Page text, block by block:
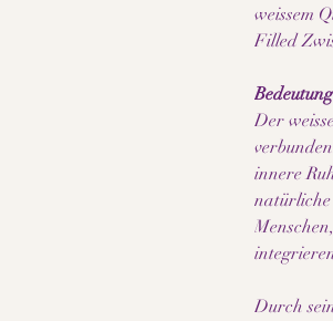
weissem
Filled
Der
innere
natürliche
Durch